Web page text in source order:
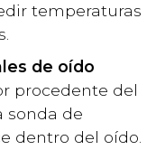
temperaturas
de oído
procedente del
sonda de
dentro del oído.